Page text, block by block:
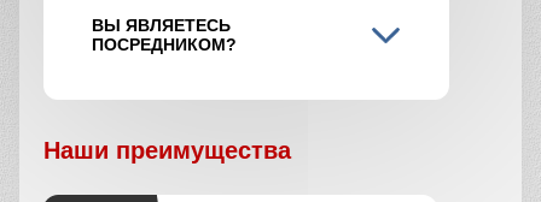
ВЫ ЯВЛЯЕТЕСЬ
ПОСРЕДНИКОМ?
Наши преимущества